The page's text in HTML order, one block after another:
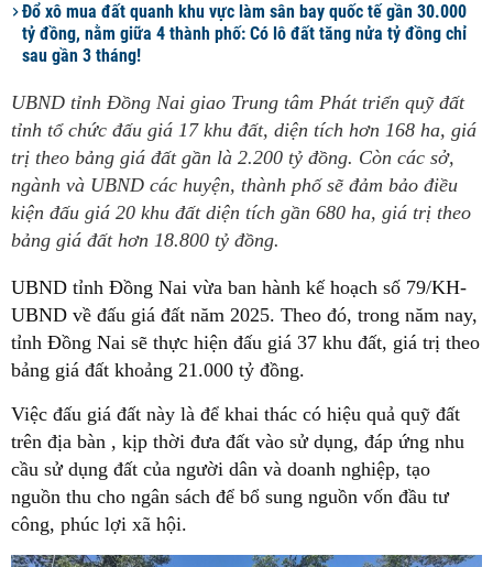
Đổ xô mua đất quanh khu vực làm sân bay quốc tế gần 30.000
tỷ đồng, nằm giữa 4 thành phố: Có lô đất tăng nửa tỷ đồng chỉ
sau gần 3 tháng!
UBND tỉnh Đồng Nai giao Trung tâm Phát triển quỹ đất
tỉnh tổ chức đấu giá 17 khu đất, diện tích hơn 168 ha, giá
trị theo bảng giá đất gần là 2.200 tỷ đồng. Còn các sở,
ngành và UBND các huyện, thành phố sẽ đảm bảo điều
kiện đấu giá 20 khu đất diện tích gần 680 ha, giá trị theo
bảng giá đất hơn 18.800 tỷ đồng.
UBND tỉnh Đồng Nai vừa ban hành kế hoạch số 79/KH-
UBND về đấu giá đất năm 2025. Theo đó, trong năm nay,
tỉnh Đồng Nai sẽ thực hiện đấu giá 37 khu đất, giá trị theo
bảng giá đất khoảng 21.000 tỷ đồng.
Việc đấu giá đất này là để khai thác có hiệu quả quỹ đất
trên địa bàn , kịp thời đưa đất vào sử dụng, đáp ứng nhu
cầu sử dụng đất của người dân và doanh nghiệp, tạo
nguồn thu cho ngân sách để bổ sung nguồn vốn đầu tư
công, phúc lợi xã hội.